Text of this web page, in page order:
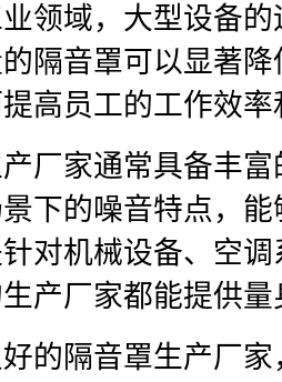
领域，大型设备
隔音罩可以显著
高员工的工作效
厂家通常具备丰
下的噪音特点，
对机械设备、空
产厂家都能提供
的隔音罩生产厂